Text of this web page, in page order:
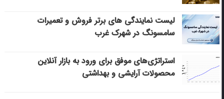
لیست نمایندگی های برتر فروش و تعمیرات
سامسونگ در شهرک غرب
استراتژی‌های موفق برای ورود به بازار آنلاین
محصولات آرایشی و بهداشتی